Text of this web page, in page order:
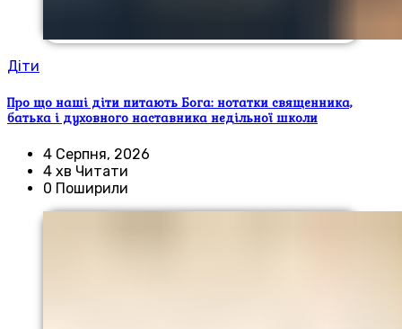
Діти
Про що наші діти питають Бога: нотатки священника,
батька і духовного наставника недільної школи
4 Серпня, 2026
4 хв Читати
0 Поширили